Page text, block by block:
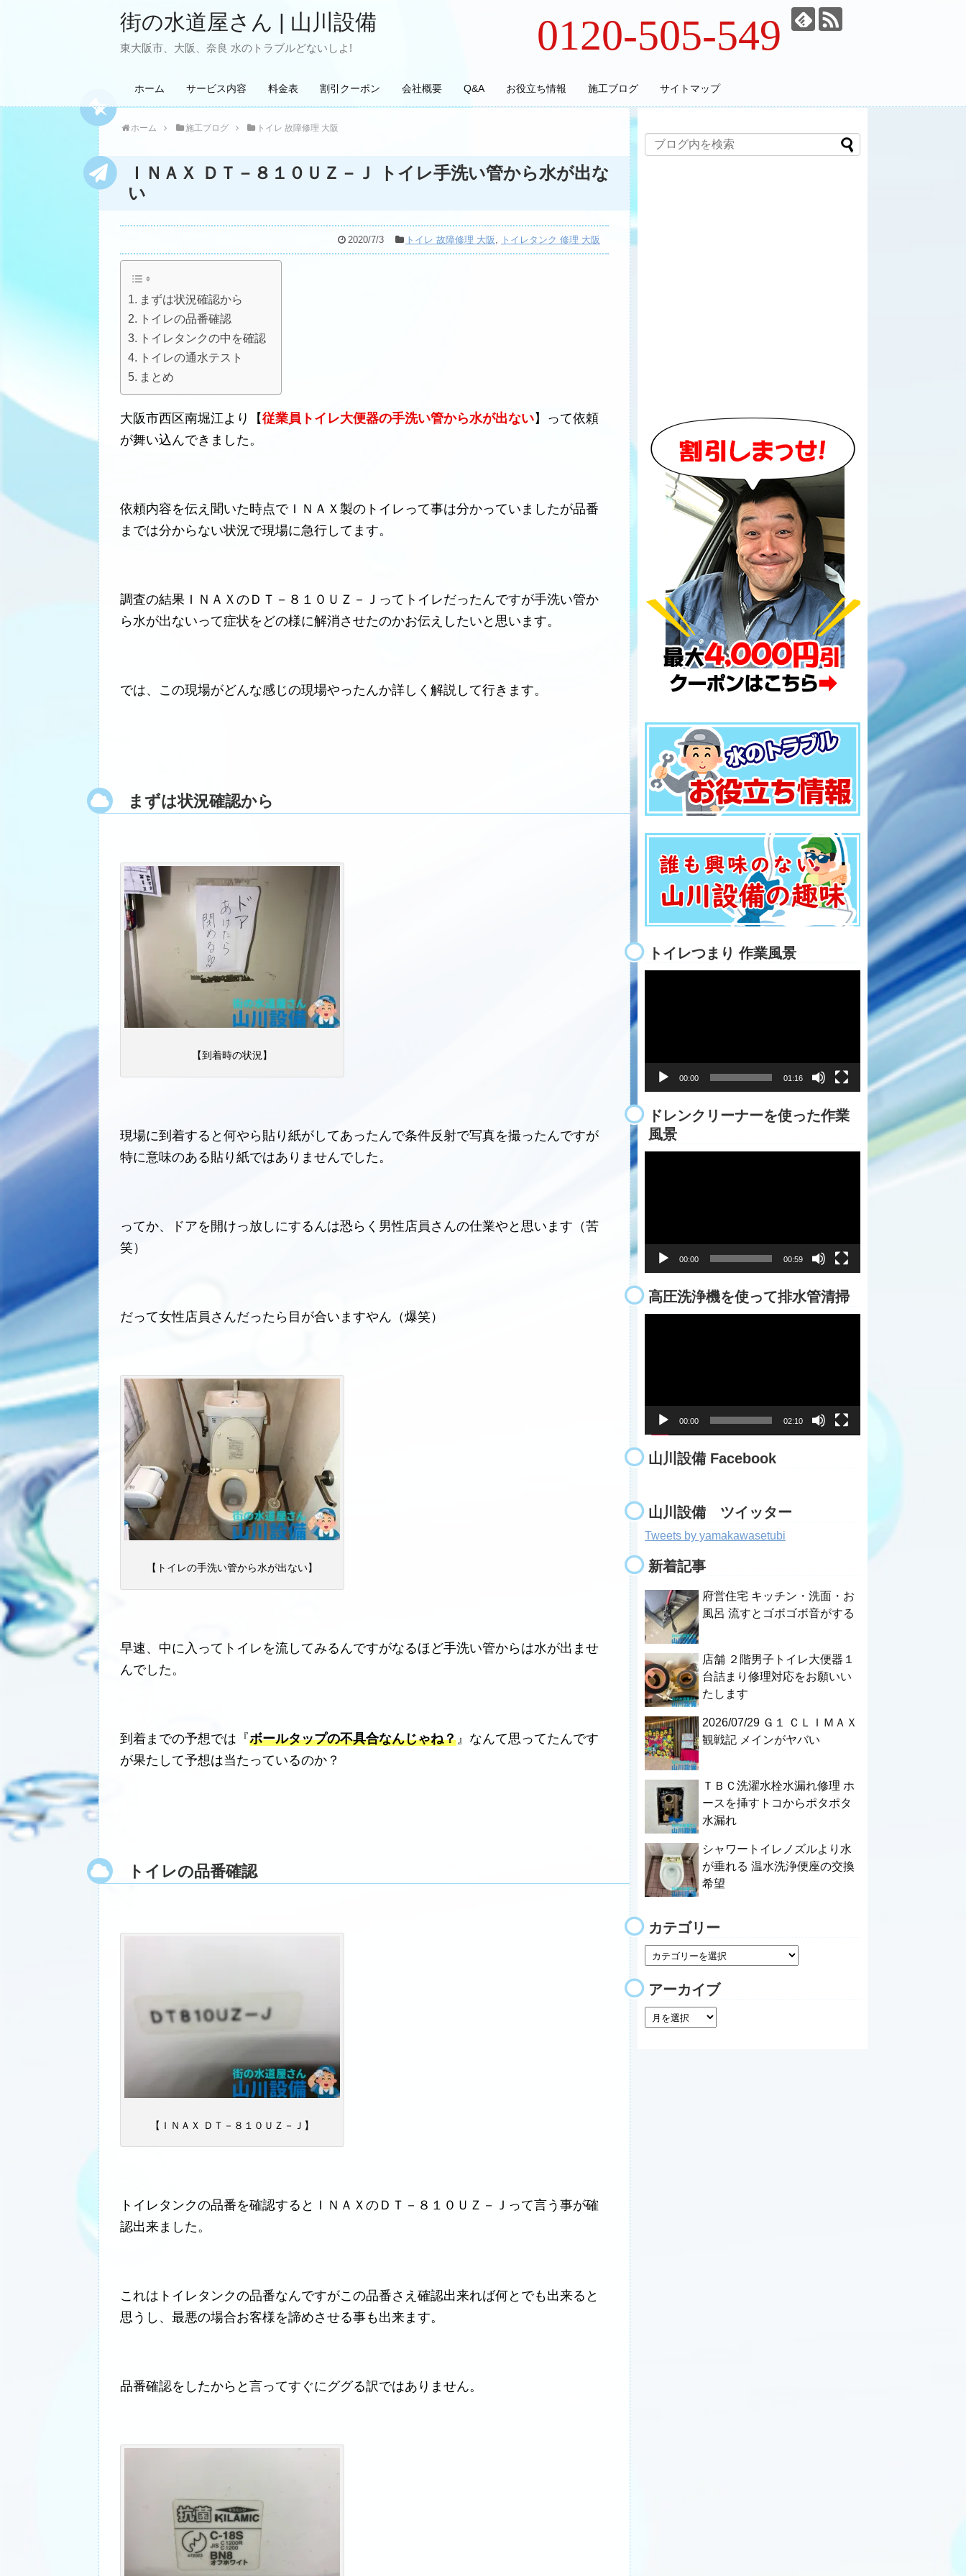
街の水道屋さん | 山川設備
東大阪市、大阪、奈良 水のトラブルどないしよ! 0120-505-549
ホーム サービス内容 料金表 割引クーポン 会社概要 Q&A お役立ち情報 施工ブログ サイトマップ
ホーム 施工ブログ トイレ 故障修理 大阪
ＩＮＡＸ ＤＴ－８１０ＵＺ－Ｊ トイレ手洗い管から水が出な
い
2020/7/3 トイレ 故障修理 大阪 , トイレタンク 修理 大阪
まずは状況確認から
トイレの品番確認
トイレタンクの中を確認
トイレの通水テスト
まとめ
大阪市西区南堀江より【従業員トイレ大便器の手洗い管から水が出ない】って依頼
が舞い込んできました。
依頼内容を伝え聞いた時点でＩＮＡＸ製のトイレって事は分かっていましたが品番
までは分からない状況で現場に急行してます。
調査の結果ＩＮＡＸのＤＴ－８１０ＵＺ－Ｊってトイレだったんですが手洗い管か
ら水が出ないって症状をどの様に解消させたのかお伝えしたいと思います。
では、この現場がどんな感じの現場やったんか詳しく解説して行きます。
まずは状況確認から
【到着時の状況】
現場に到着すると何やら貼り紙がしてあったんで条件反射で写真を撮ったんですが
特に意味のある貼り紙ではありませんでした。
ってか、ドアを開けっ放しにするんは恐らく男性店員さんの仕業やと思います（苦
笑）
だって女性店員さんだったら目が合いますやん（爆笑）
【トイレの手洗い管から水が出ない】
早速、中に入ってトイレを流してみるんですがなるほど手洗い管からは水が出ませ
んでした。
到着までの予想では『ボールタップの不具合なんじゃね？ 』なんて思ってたんです
が果たして予想は当たっているのか？
トイレの品番確認
【ＩＮＡＸ ＤＴ－８１０ＵＺ－Ｊ】
トイレタンクの品番を確認するとＩＮＡＸのＤＴ－８１０ＵＺ－Ｊって言う事が確
認出来ました。
これはトイレタンクの品番なんですがこの品番さえ確認出来れば何とでも出来ると
思うし、最悪の場合お客様を諦めさせる事も出来ます。
品番確認をしたからと言ってすぐにググる訳ではありません。
トイレつまり 作業風景
ー
00:00 01:16
ドレンクリーナーを使った作業
風景
ー
00:00 00:59
高圧洗浄機を使って排水管清掃
00:00 02:10
山川設備 Facebook
山川設備 ツイッター
Tweets by yamakawasetubi
新着記事
府営住宅 キッチン・洗面・お
風呂 流すとゴボゴボ音がする
店舗 ２階男子トイレ大便器１
台詰まり修理対応をお願いい
たします
2026/07/29 Ｇ１ ＣＬＩＭＡＸ
観戦記 メインがヤバい
ＴＢＣ洗濯水栓水漏れ修理 ホ
ースを挿すトコからポタポタ
水漏れ
シャワートイレノズルより水
が垂れる 温水洗浄便座の交換
希望
カテゴリー
アーカイブ